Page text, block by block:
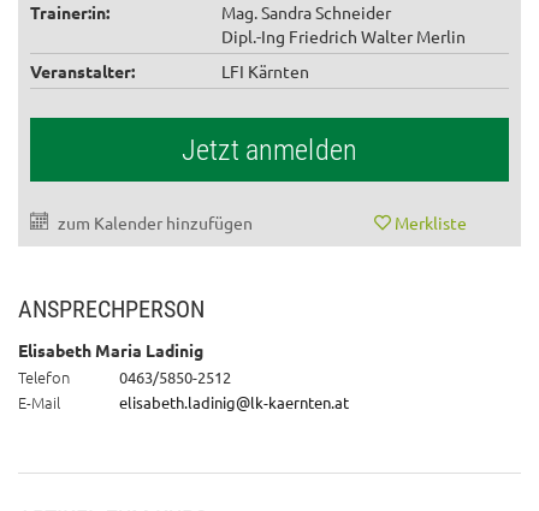
Trainer:in:
Mag. Sandra Schneider
Dipl.-Ing Friedrich Walter Merlin
Veranstalter:
LFI Kärnten
Jetzt anmelden
zum Kalender hinzufügen Merkliste
ANSPRECHPERSON
Elisabeth Maria Ladinig
Telefon 0463/5850-2512
E-Mail elisabeth.ladinig@lk-kaernten.at